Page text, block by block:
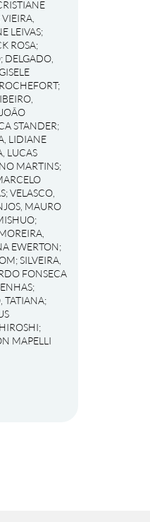
VIEIRA,
LEIVAS;
ROSA;
; DELGADO,
;
STANDER;
LIDIANE
LUCAS
MARTINS;
;VELASCO,
MAURO
;
EWERTON;
;SILVEIRA,
FONSECA
;
TATIANA;
;
MAPELLI